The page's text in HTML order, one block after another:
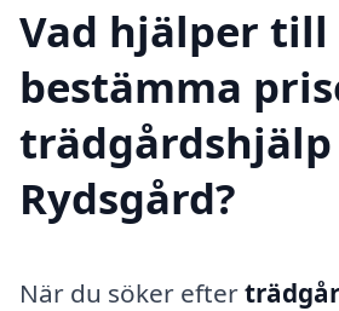
Vad hjälper
bestämma
trädgårdshjälp
Rydsgård?
När du söker efter